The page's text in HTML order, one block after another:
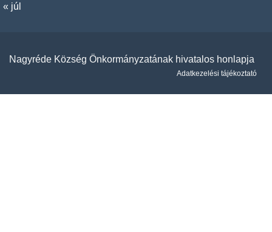
« júl
Nagyréde Község Önkormányzatának hivatalos honlapja
Adatkezelési tájékoztató